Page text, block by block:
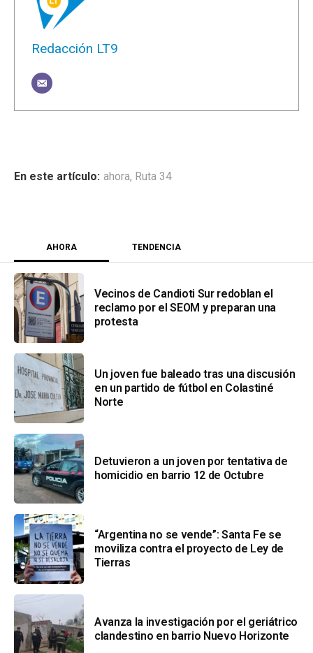
Redacción LT9
ahora, Ruta 34
AHORA TENDENCIA
Vecinos de Candioti Sur redoblan el
reclamo por el SEOM y preparan una
protesta
Un joven fue baleado tras una discusión
en un partido de fútbol en Colastiné
Norte
Detuvieron a un joven por tentativa de
homicidio en barrio 12 de Octubre
“Argentina no se vende”: Santa Fe se
moviliza contra el proyecto de Ley de
Tierras
Avanza la investigación por el geriátrico
clandestino en barrio Nuevo Horizonte